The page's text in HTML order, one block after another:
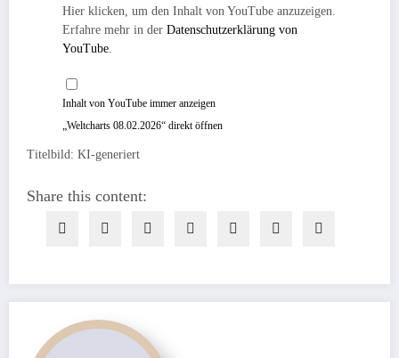
„Weltcharts
08.02.2026“
von
YouTube
anzeigen
Hier klicken, um den Inhalt von YouTube anzuzeigen.
Erfahre mehr in der Datenschutzerklärung von
YouTube.
Inhalt von YouTube immer anzeigen
„Weltcharts 08.02.2026“ direkt öffnen
Titelbild: KI-generiert
Share this content: